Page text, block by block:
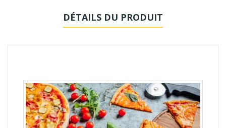
DÉTAILS DU PRODUIT